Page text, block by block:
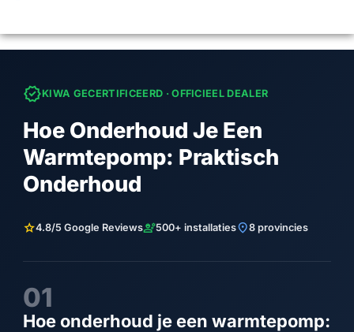
verifiedKIWA GECERTIFICEERD · OFFICIEEL DEALER
Hoe Onderhoud Je Een
Warmtepomp: Praktisch
Onderhoud
star4.8/5 Google Reviewsengineering500+ installatieslocation_on8 provincies
01
Hoe onderhoud je een warmtepomp: